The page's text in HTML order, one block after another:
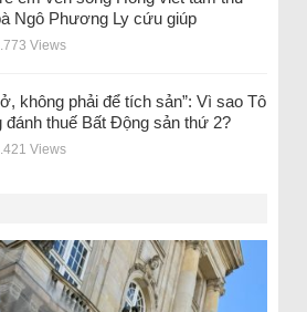
Ngô Phương Ly cứu giúp
Views
không phải để tích sản”: Vì sao Tô
đánh thuế Bất Động sản thứ 2?
Views